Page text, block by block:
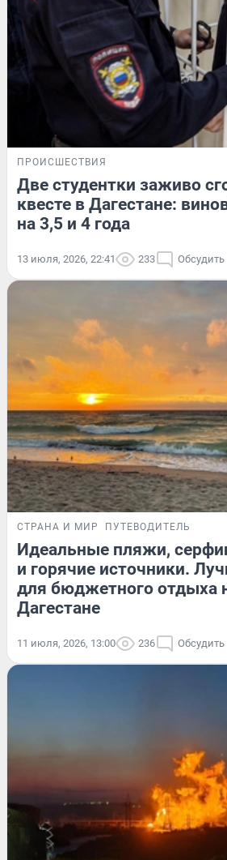
ПРОИСШЕСТВИЯ
Две студентки заживо
квесте в Дагестане:
на 3,5 и 4 года
13 июля, 2026, 22:41 233 Обсудить
СТРАНА И МИР ПУТЕВОДИТЕЛЬ
Идеальные пляжи,
и горячие источники.
для бюджетного отдыха
Дагестане
11 июля, 2026, 13:00 236 Обсудить